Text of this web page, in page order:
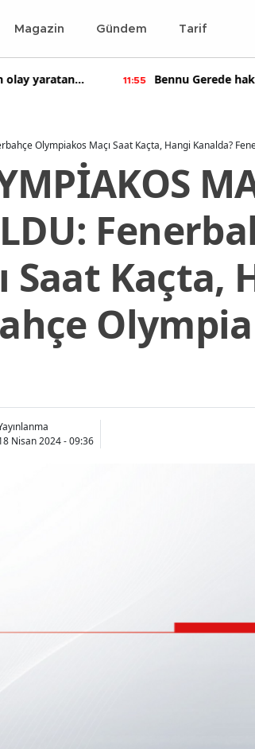
Magazin Gündem Tarif
14:22 Kıvanç
Olympiakos Maçı Saat Kaçta, Hangi Kanalda?
Saat Kaçta,
Nisan 2024 - 09:36